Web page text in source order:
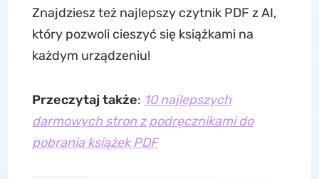
Znajdziesz też najlepszy czytnik PDF z AI,
który pozwoli cieszyć się książkami na
każdym urządzeniu!
Przeczytaj także: 10 najlepszych
darmowych stron z podręcznikami do
pobrania książek PDF